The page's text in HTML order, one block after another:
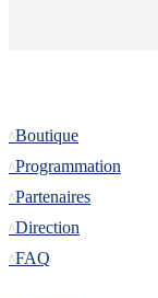
Boutique
Programmation
Partenaires
Direction
FAQ